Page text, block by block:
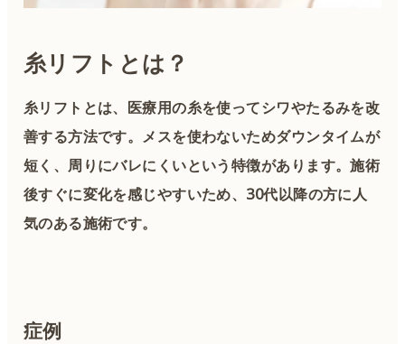
糸リフトとは？
糸リフトとは、医療用の糸を使ってシワやたるみを改
善する方法です。メスを使わないためダウンタイムが
短く、周りにバレにくいという特徴があります。施術
後すぐに変化を感じやすいため、30代以降の方に人
気のある施術です。
症例